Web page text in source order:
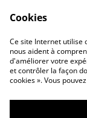
Cookies
Ce site Internet utilise
nous aident à
d'améliorer votre
et contrôler la façon
cookies ». Vous